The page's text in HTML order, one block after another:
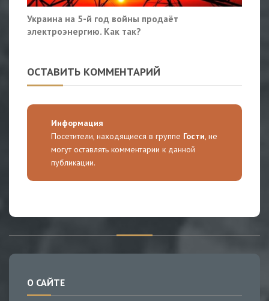
Украина на 5-й год войны продаёт
электроэнергию. Как так?
ОСТАВИТЬ КОММЕНТАРИЙ
Информация
Посетители, находящиеся в группе Гости , не
могут оставлять комментарии к данной
публикации.
О САЙТЕ